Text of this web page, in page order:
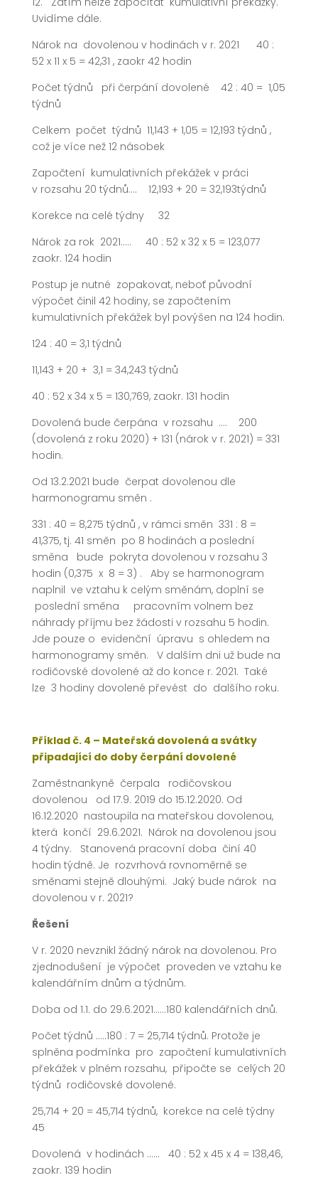
Uvidíme dále.
Nárok na dovolenou v hodinách v r. 2021 40 :
52 x 11 x 5 = 42,31 , zaokr 42 hodin
Počet týdnů při čerpání dovolené 42 : 40 = 1,05
týdnů
Celkem počet týdnů 11,143 + 1,05 = 12,193 týdnů ,
což je více než 12 násobek
Započtení kumulativních překážek v práci
v rozsahu 20 týdnů…. 12,193 + 20 = 32,193týdnů
Korekce na celé týdny 32
Nárok za rok 2021….. 40 : 52 x 32 x 5 = 123,077
zaokr. 124 hodin
Postup je nutné zopakovat, neboť původní
výpočet činil 42 hodiny, se započtením
kumulativních překážek byl povýšen na 124 hodin.
124 : 40 = 3,1 týdnů
11,143 + 20 + 3,1 = 34,243 týdnů
40 : 52 x 34 x 5 = 130,769, zaokr. 131 hodin
Dovolená bude čerpána v rozsahu …. 200
(dovolená z roku 2020) + 131 (nárok v r. 2021) = 331
hodin.
Od 13.2.2021 bude čerpat dovolenou dle
harmonogramu směn .
331 : 40 = 8,275 týdnů , v rámci směn 331 : 8 =
41,375, tj. 41 směn po 8 hodinách a poslední
směna bude pokryta dovolenou v rozsahu 3
hodin (0,375 x 8 = 3) . Aby se harmonogram
naplnil ve vztahu k celým směnám, doplní se
poslední směna pracovním volnem bez
náhrady příjmu bez žádosti v rozsahu 5 hodin.
Jde pouze o evidenční úpravu s ohledem na
harmonogramy směn. V dalším dni už bude na
rodičovské dovolené až do konce r. 2021. Také
lze 3 hodiny dovolené převést do dalšího roku.
Příklad č. 4 – Mateřská dovolená a svátky
připadající do doby čerpání dovolené
Zaměstnankyně čerpala rodičovskou
dovolenou od 17.9. 2019 do 15.12.2020. Od
16.12.2020 nastoupila na mateřskou dovolenou,
která končí 29.6.2021. Nárok na dovolenou jsou
4 týdny. Stanovená pracovní doba činí 40
hodin týdně. Je rozvrhová rovnoměrně se
směnami stejně dlouhými. Jaký bude nárok na
dovolenou v r. 2021?
Řešení
V r. 2020 nevznikl žádný nárok na dovolenou. Pro
zjednodušení je výpočet proveden ve vztahu ke
kalendářním dnům a týdnům.
Doba od 1.1. do 29.6.2021……180 kalendářních dnů.
Počet týdnů …..180 : 7 = 25,714 týdnů. Protože je
splněna podmínka pro započtení kumulativních
překážek v plném rozsahu, připočte se celých 20
týdnů rodičovské dovolené.
25,714 + 20 = 45,714 týdnů, korekce na celé týdny
45
Dovolená v hodinách …… 40 : 52 x 45 x 4 = 138,46,
zaokr. 139 hodin